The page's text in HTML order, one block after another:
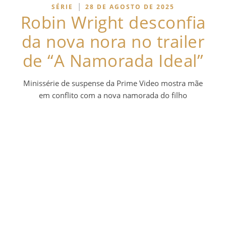
SÉRIE | 28 DE AGOSTO DE 2025
Robin Wright desconfia
da nova nora no trailer
de “A Namorada Ideal”
Minissérie de suspense da Prime Video mostra mãe
em conflito com a nova namorada do filho